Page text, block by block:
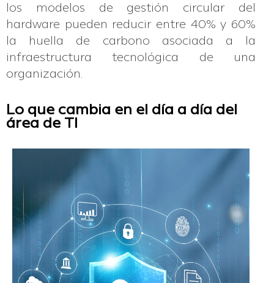
los modelos de gestión circular del
hardware pueden reducir entre 40% y 60%
la huella de carbono asociada a la
infraestructura tecnológica de una
organización.
Lo que cambia en el día a día del
área de TI